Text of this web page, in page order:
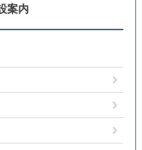
案内